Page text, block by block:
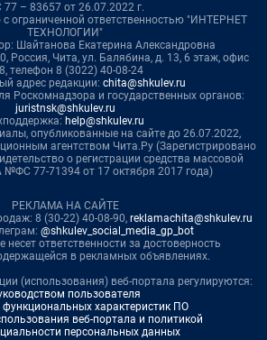
– 83657 от 26.07.2022 г.
ограниченной ответственностью "ИНТЕРНЕТ
ТЕХНОЛОГИИ"
Шайтанова Екатерина Александровна
Россия, Чита, ул. Балябина, д. 13, 6 этаж, офис
телефон 8 (3022) 40-08-24
адрес редакции: chita@shkulev.ru
Роскомнадзора и государственных органов:
juristnsk@shkulev.ru
help@shkulev.ru
опубликованные на сайте до 26.07.2022,
агентством Чита.Ру (Зарегистрировано
о регистрации средства массовой
77-71394 от 17 октября 2017 года)
РЕКЛАМА НА САЙТЕ
8 (30-22) 40-08-90, reklamachita@shkulev.ru
@shkulev_social_media_gp_bot
несет ответственности за достоверность
в рекламных объявлениях.
(использования) веб-портала регулируются:
пользователя
характеристик ПО
веб-портала и политикой
персональных данных